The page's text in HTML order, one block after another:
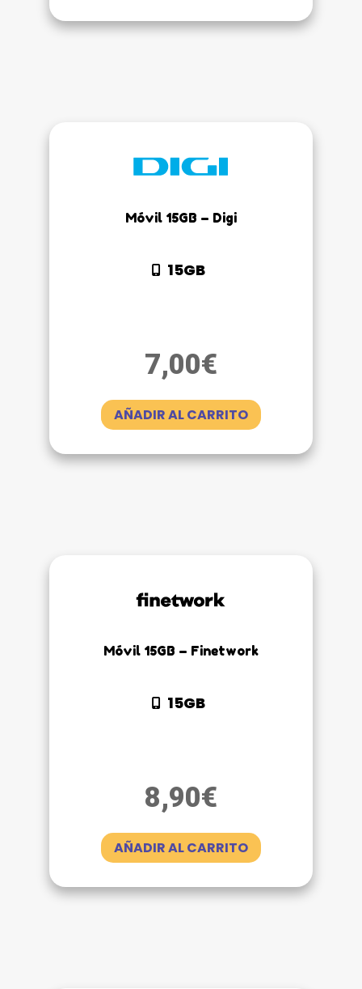
Móvil 15GB – Digi
15GB
7,00€
AÑADIR AL CARRITO
Móvil 15GB – Finetwork
15GB
8,90€
AÑADIR AL CARRITO